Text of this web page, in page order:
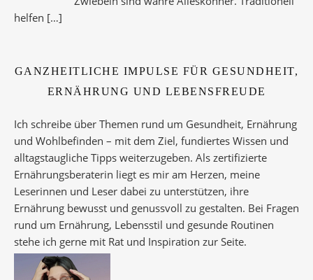
helfen […]
GANZHEITLICHE IMPULSE FÜR GESUNDHEIT,
ERNÄHRUNG UND LEBENSFREUDE
Ich schreibe über Themen rund um Gesundheit, Ernährung
und Wohlbefinden – mit dem Ziel, fundiertes Wissen und
alltagstaugliche Tipps weiterzugeben. Als zertifizierte
Ernährungsberaterin liegt es mir am Herzen, meine
Leserinnen und Leser dabei zu unterstützen, ihre
Ernährung bewusst und genussvoll zu gestalten. Bei Fragen
rund um Ernährung, Lebensstil und gesunde Routinen
stehe ich gerne mit Rat und Inspiration zur Seite.